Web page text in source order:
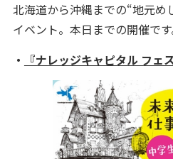
北海道から沖縄までの“地元め
イベント。本日までの開催です
・
『ナレッジキャピタル フェ